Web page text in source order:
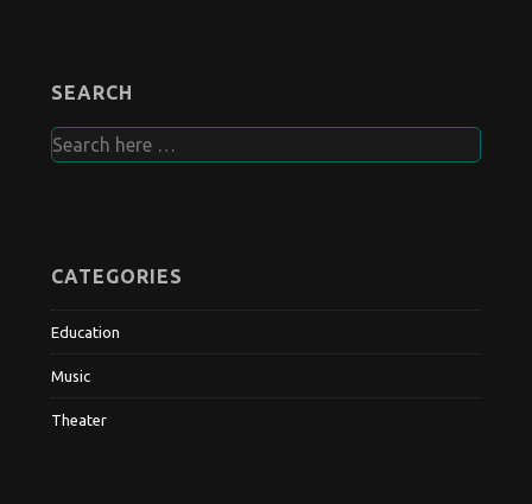
SEARCH
Search
for:
CATEGORIES
Education
Music
Theater